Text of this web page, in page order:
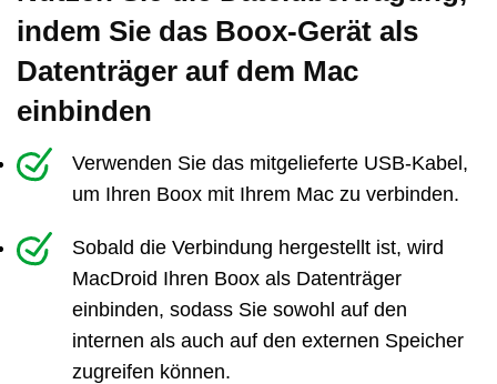
indem Sie das Boox-Gerät als
Datenträger auf dem Mac
einbinden
Verwenden Sie das mitgelieferte USB-Kabel,
um Ihren Boox mit Ihrem Mac zu verbinden.
Sobald die Verbindung hergestellt ist, wird
MacDroid Ihren Boox als Datenträger
einbinden, sodass Sie sowohl auf den
internen als auch auf den externen Speicher
zugreifen können.